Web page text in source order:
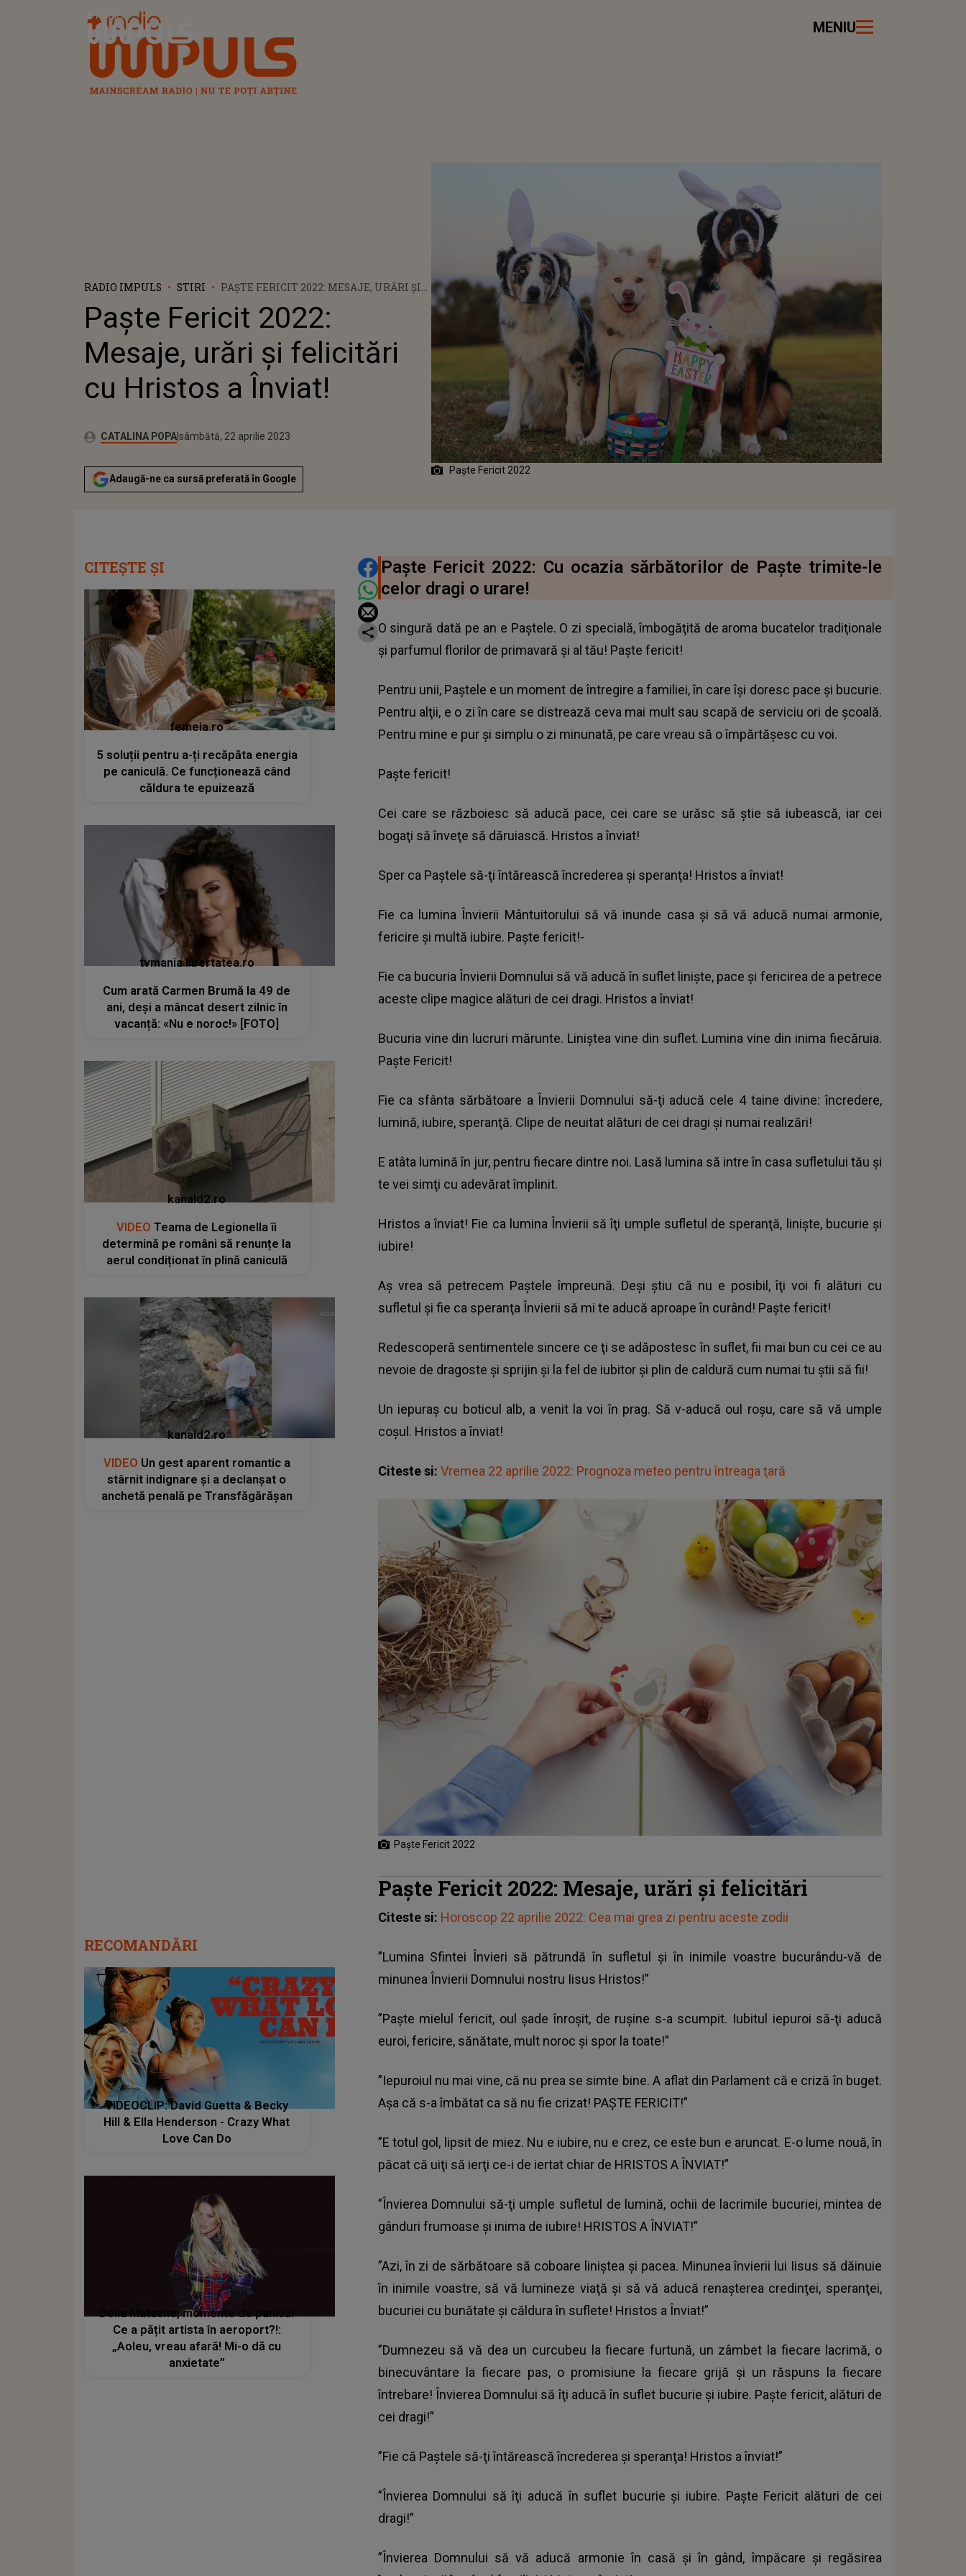
Radio Impuls MENIU
RADIO IMPULS STIRI
PAŞTE FERICIT 2022: MESAJE, URĂRI ŞI
Paşte Fericit 2022:
Mesaje, urări şi felicitări
cu Hristos a Înviat!
Autor:CATALINA POPAPublicat:
vineri, 22 aprilie 2022
Actualizat:
sâmbătă, 22 aprilie 2023
Adaugă-ne ca sursă preferată în Google
Paşte Fericit 2022
DISTRIBUIE ARTICOLUL
Paşte Fericit 2022: Cu ocazia sărbătorilor de Paște trimite-le
celor dragi o urare!
O singură dată pe an e Paştele. O zi specială, îmbogăţită de aroma bucatelor tradiţionale
şi parfumul florilor de primavară şi al tău! Paşte fericit!
Pentru unii, Paştele e un moment de întregire a familiei, în care îşi doresc pace şi bucurie.
Pentru alţii, e o zi în care se distrează ceva mai mult sau scapă de serviciu ori de şcoală.
Pentru mine e pur şi simplu o zi minunată, pe care vreau să o împărtăşesc cu voi.
Paşte fericit!
Cei care se războiesc să aducă pace, cei care se urăsc să ştie să iubească, iar cei
bogaţi să înveţe să dăruiască. Hristos a înviat!
Sper ca Paştele să-ţi întărească încrederea şi speranţa! Hristos a înviat!
Fie ca lumina Învierii Mântuitorului să vă inunde casa şi să vă aducă numai armonie,
fericire şi multă iubire. Paşte fericit!-
Fie ca bucuria Învierii Domnului să vă aducă în suflet linişte, pace şi fericirea de a petrece
aceste clipe magice alături de cei dragi. Hristos a înviat!
Bucuria vine din lucruri mărunte. Liniştea vine din suflet. Lumina vine din inima fiecăruia.
Paşte Fericit!
Fie ca sfânta sărbătoare a Învierii Domnului să-ţi aducă cele 4 taine divine: încredere,
lumină, iubire, speranţă. Clipe de neuitat alături de cei dragi şi numai realizări!
E atâta lumină în jur, pentru fiecare dintre noi. Lasă lumina să intre în casa sufletului tău şi
te vei simţi cu adevărat împlinit.
Hristos a înviat! Fie ca lumina Învierii să îţi umple sufletul de speranţă, linişte, bucurie şi
iubire!
Aş vrea să petrecem Paştele împreună. Deşi ştiu că nu e posibil, îţi voi fi alături cu
sufletul şi fie ca speranţa Învierii să mi te aducă aproape în curând! Paşte fericit!
Redescoperă sentimentele sincere ce ţi se adăpostesc în suflet, fii mai bun cu cei ce au
nevoie de dragoste şi sprijin şi la fel de iubitor şi plin de caldură cum numai tu ştii să fii!
Un iepuraş cu boticul alb, a venit la voi în prag. Să v-aducă oul roşu, care să vă umple
coşul. Hristos a înviat!
Citeste si: Vremea 22 aprilie 2022: Prognoza meteo pentru întreaga ţară
Paşte Fericit 2022
Paşte Fericit 2022: Mesaje, urări şi felicitări
Citeste si: Horoscop 22 aprilie 2022: Cea mai grea zi pentru aceste zodii
”Lumina Sfintei Învieri să pătrundă în sufletul şi în inimile voastre bucurându-vă de
minunea Învierii Domnului nostru Iisus Hristos!”
”Paște mielul fericit, oul şade înroşit, de ruşine s-a scumpit. Iubitul iepuroi să-ţi aducă
euroi, fericire, sănătate, mult noroc şi spor la toate!”
”Iepuroiul nu mai vine, că nu prea se simte bine. A aflat din Parlament că e criză în buget.
Aşa că s-a îmbătat ca să nu fie crizat! PAȘTE FERICIT!”
”E totul gol, lipsit de miez. Nu e iubire, nu e crez, ce este bun e aruncat. E-o lume nouă, în
păcat că uiţi să ierţi ce-i de iertat chiar de HRISTOS A ÎNVIAT!”
”Învierea Domnului să-ţi umple sufletul de lumină, ochii de lacrimile bucuriei, mintea de
gânduri frumoase şi inima de iubire! HRISTOS A ÎNVIAT!”
”Azi, în zi de sărbătoare să coboare liniştea şi pacea. Minunea învierii lui Iisus să dăinuie
în inimile voastre, să vă lumineze viaţă şi să vă aducă renaşterea credinţei, speranţei,
bucuriei cu bunătate şi căldura în suflete! Hristos a Înviat!”
”Dumnezeu să vă dea un curcubeu la fiecare furtună, un zâmbet la fiecare lacrimă, o
binecuvântare la fiecare pas, o promisiune la fiecare grijă şi un răspuns la fiecare
întrebare! Învierea Domnului să îţi aducă în suflet bucurie şi iubire. Paște fericit, alături de
cei dragi!”
”Fie că Paştele să-ţi întărească încrederea şi speranţa! Hristos a înviat!”
”Învierea Domnului să îţi aducă în suflet bucurie şi iubire. Paște Fericit alături de cei
dragi!”
”Învierea Domnului să vă aducă armonie în casă şi în gând, împăcare şi regăsirea
CITEȘTE ȘI
femeia.ro
5 soluții pentru a-ți recăpăta energia
pe caniculă. Ce funcționează când
căldura te epuizează
tvmania.libertatea.ro
Cum arată Carmen Brumă la 49 de
ani, deși a mâncat desert zilnic în
vacanță: «Nu e noroc!» [FOTO]
kanald2.ro
VIDEO Teama de Legionella îi
determină pe români să renunțe la
aerul condiționat în plină caniculă
kanald2.ro
VIDEO Un gest aparent romantic a
stârnit indignare și a declanșat o
anchetă penală pe Transfăgărășan
RECOMANDĂRI
VIDEOCLIP: David Guetta & Becky
Hill & Ella Henderson - Crazy What
Love Can Do
Delia Matache, momente de panică!
Ce a pățit artista în aeroport?!:
„Aoleu, vreau afară! Mi-o dă cu
anxietate”